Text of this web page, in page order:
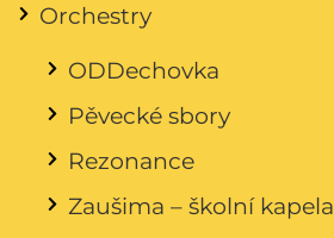
Orchestry
ODDechovka
Pěvecké sbory
Rezonance
Zaušima – školní kapela